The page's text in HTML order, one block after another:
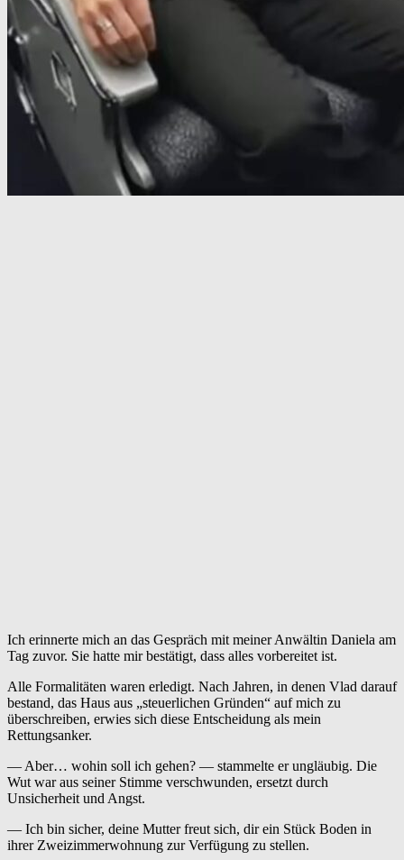
Ich erinnerte mich an das Gespräch mit meiner Anwältin Daniela am
Tag zuvor. Sie hatte mir bestätigt, dass alles vorbereitet ist.
Alle Formalitäten waren erledigt. Nach Jahren, in denen Vlad darauf
bestand, das Haus aus „steuerlichen Gründen“ auf mich zu
überschreiben, erwies sich diese Entscheidung als mein
Rettungsanker.
— Aber… wohin soll ich gehen? — stammelte er ungläubig. Die
Wut war aus seiner Stimme verschwunden, ersetzt durch
Unsicherheit und Angst.
— Ich bin sicher, deine Mutter freut sich, dir ein Stück Boden in
ihrer Zweizimmerwohnung zur Verfügung zu stellen.